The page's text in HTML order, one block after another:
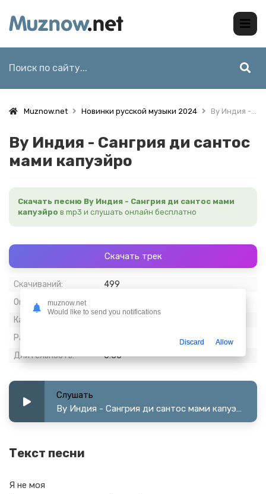
Muznow.net Новинки русской музыки 2024 By Индия - Сангрия ди сантос мами капуэйро
By Индия - Сангрия ди сантос
мами капуэйро
Скачать песню By Индия - Сангрия ди сантос мами
капуэйро в mp3 и слушать онлайн бесплатно
Скачать трек
Скачиваний:
499
Опубликовано:
Качество:
Размер:
Длительность:
0:35
Слушать
By Индия - Сангрия ди сантос мами капуэйро
Текст песни
Я не моя
muznow.net
Would like to send you notifications
Discard Allow